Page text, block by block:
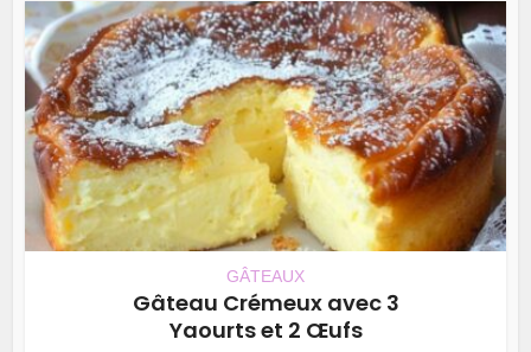
GÂTEAUX
Gâteau Crémeux avec 3
Yaourts et 2 Œufs